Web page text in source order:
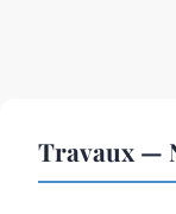
Travaux —